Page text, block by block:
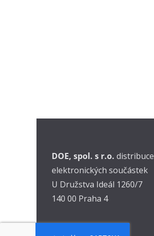
DOE, spol. s r.o. distribuce
elektronických součástek
U Družstva Ideál 1260/7
140 00 Praha 4